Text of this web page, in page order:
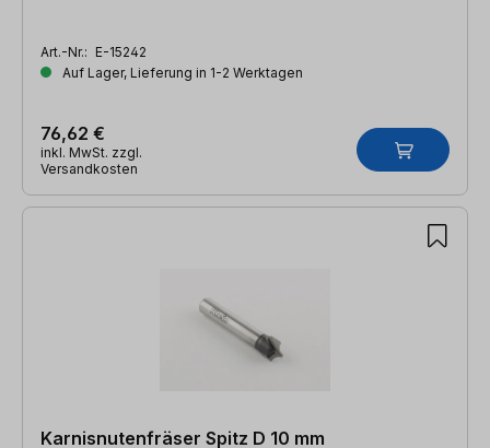
Art.-Nr.: E-15242
Auf Lager, Lieferung in 1-2 Werktagen
76,62 €
inkl. MwSt. zzgl.
Versandkosten
Karnisnutenfräser Spitz D 10 mm